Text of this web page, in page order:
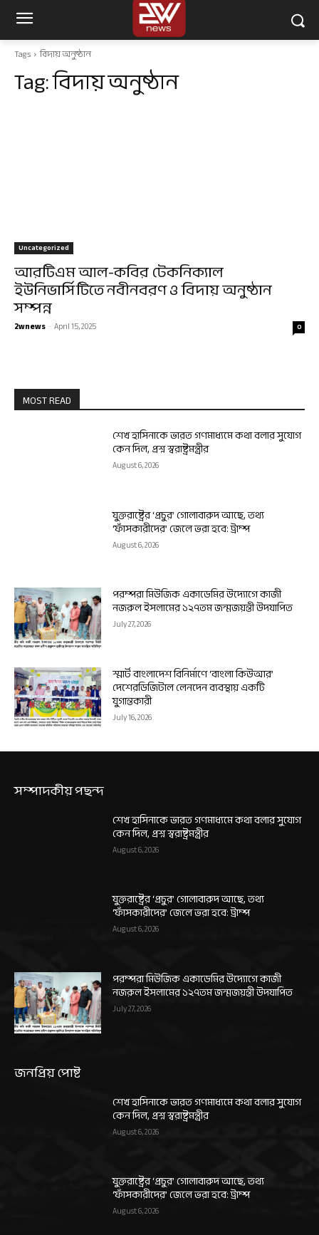
Tags বিদায় অনুষ্ঠান
Tag:বিদায় অনুষ্ঠান
Uncategorized
আরটিএম আল-কবির টেকনিক্যাল
ইউনিভার্সিটিতে নবীনবরণ ও বিদায় অনুষ্ঠান
সম্পন্ন
2wnews -April 15, 2025 0
MOST READ
শেখ হাসিনাকে ভারত গণমাধ্যমে কথা বলার সুযোগ
কেন দিল, প্রশ্ন স্বরাষ্ট্রমন্ত্রীর
August 6, 2026
যুক্তরাষ্ট্রের ‘প্রচুর’ গোলাবারুদ আছে, তথ্য
‘ফাঁসকারীদের’ জেলে ভরা হবে: ট্রাম্প
August 6, 2026
পরম্পরা মিউজিক একাডেমির উদ্যোগে কাজী
নজরুল ইসলামের ১২৭তম জন্মজয়ন্তী উদযাপিত
July 27, 2026
স্মার্ট বাংলাদেশ বিনির্মাণে ‘বাংলা কিউআর’
দেশেরডিজিটাল লেনদেন ব্যবস্থায় একটি
যুগান্তকারী
July 16, 2026
সম্পাদকীয় পছন্দ
শেখ হাসিনাকে ভারত গণমাধ্যমে কথা বলার সুযোগ
কেন দিল, প্রশ্ন স্বরাষ্ট্রমন্ত্রীর
August 6, 2026
যুক্তরাষ্ট্রের ‘প্রচুর’ গোলাবারুদ আছে, তথ্য
‘ফাঁসকারীদের’ জেলে ভরা হবে: ট্রাম্প
August 6, 2026
পরম্পরা মিউজিক একাডেমির উদ্যোগে কাজী
নজরুল ইসলামের ১২৭তম জন্মজয়ন্তী উদযাপিত
July 27, 2026
জনপ্রিয় পোষ্ট
শেখ হাসিনাকে ভারত গণমাধ্যমে কথা বলার সুযোগ
কেন দিল, প্রশ্ন স্বরাষ্ট্রমন্ত্রীর
August 6, 2026
যুক্তরাষ্ট্রের ‘প্রচুর’ গোলাবারুদ আছে, তথ্য
‘ফাঁসকারীদের’ জেলে ভরা হবে: ট্রাম্প
August 6, 2026